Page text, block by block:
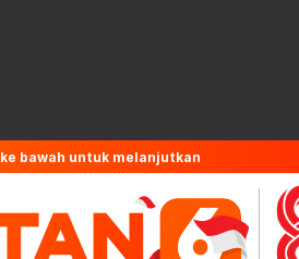
bawah untuk melanjutkan